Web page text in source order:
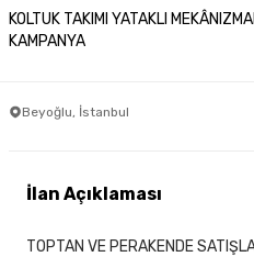
KOLTUK TAKIMI YATAKLI
KAMPANYA
Beyoğlu, İstanbul
İlan Açıklaması
TOPTAN VE PERAKENDE